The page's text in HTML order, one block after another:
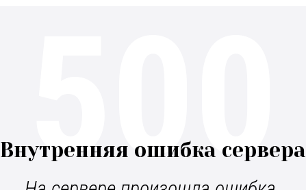
Внутренняя ошибка сервера
500